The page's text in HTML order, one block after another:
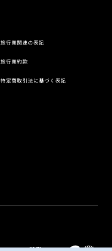
旅行業関連の表記
旅行業約款
特定商取引法に基づく表記